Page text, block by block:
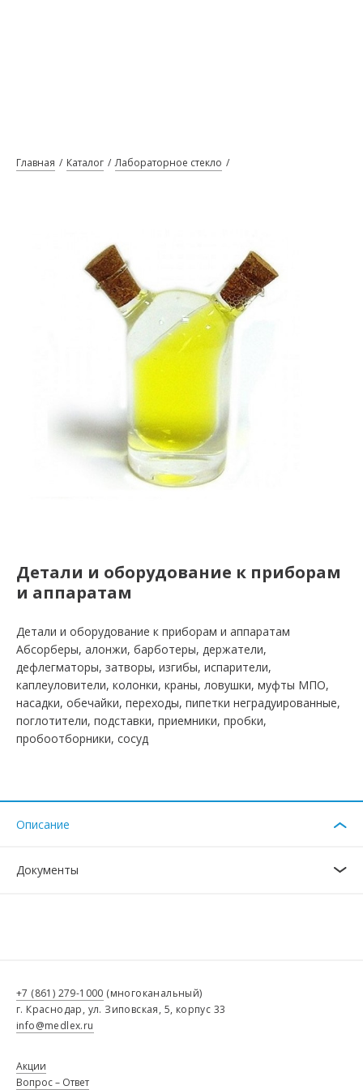
Главная Каталог Лабораторное стекло
Детали и оборудование к приборам
и аппаратам
Детали и оборудование к приборам и аппаратам
Абсорберы, алонжи, барботеры, держатели,
дефлегматоры, затворы, изгибы, испарители,
каплеуловители, колонки, краны, ловушки, муфты МПО,
насадки, обечайки, переходы, пипетки неградуированные,
поглотители, подставки, приемники, пробки,
пробоотборники, сосуд
Описание
Документы
+7 (861) 279-1000 (многоканальный)
г. Краснодар, ул. Зиповская, 5, корпус 33
info@medlex.ru
Акции
Вопрос – Ответ